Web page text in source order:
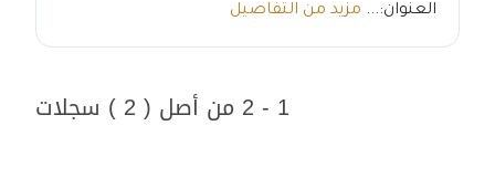
العنوان:... مزيد من التفاصيل
1 - 2 من أصل ( 2 ) سجلات